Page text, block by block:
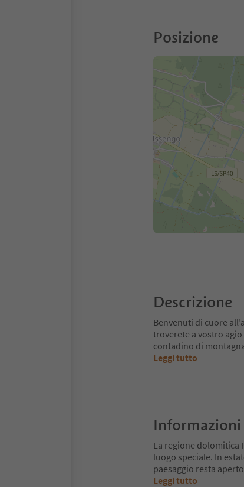
Posizione
Descrizione
Benvenuti di cuore
troverete a vostro
contadino di
Leggi tutto
La regione dolomitica
luogo speciale. In
paesaggio resta
Leggi tutto